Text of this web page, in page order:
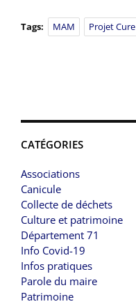
CATÉGORIES
Associations
Canicule
Collecte de déchets
Culture et patrimoine
Département 71
Info Covid-19
Infos pratiques
Parole du maire
Patrimoine
Tags: MAM Projet Cure